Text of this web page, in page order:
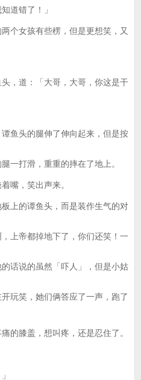
道错了！」
女孩有些楞，但是更想笑，又
道：「大哥，大哥，你这是干
头的腿伸了伸向起来，但是按
一打滑，重重的摔在了地上。
嘴，笑出声来。
的谭鱼头，而是装作生气的对
上帝都掉地下了，你们还笑！一
话说的虽然「吓人」，但是小姑
玩笑，她们俩答应了一声，跑了
膝盖，想叫疼，还是忍住了。